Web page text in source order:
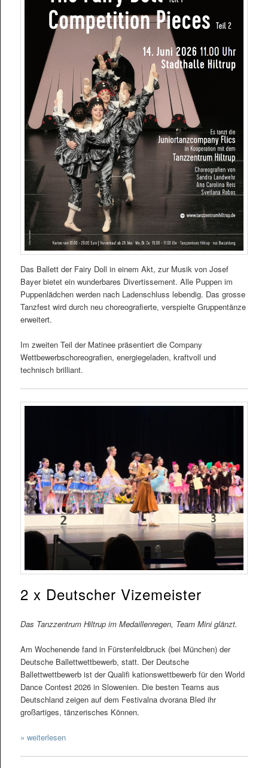
Das Ballett der Fairy Doll in einem Akt, zur Musik von Josef
Bayer bietet ein wunderbares Divertissement. Alle Puppen im
Puppenlädchen werden nach Ladenschluss lebendig. Das grosse
Tanzfest wird durch neu choreografierte, verspielte Gruppentänze
erweitert.
Im zweiten Teil der Matinee präsentiert die Company
Wettbewerbschoreografien, energiegeladen, kraftvoll und
technisch brilliant.
2 x Deutscher Vizemeister
Das Tanzzentrum Hiltrup im Medaillenregen, Team Mini glänzt.
Am Wochenende fand in Fürstenfeldbruck (bei München) der
Deutsche Ballettwettbewerb, statt. Der Deutsche
Ballettwettbewerb ist der Qualifi kationswettbewerb für den World
Dance Contest 2026 in Slowenien. Die besten Teams aus
Deutschland zeigen auf dem Festivalna dvorana Bled ihr
großartiges, tänzerisches Können.
» weiterlesen